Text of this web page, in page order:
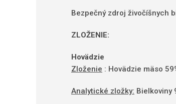
Bezpečný zdroj živočíšnych
ZLOŽENIE:
Hovädzie
Zloženie : Hovädzie mäso
Analytické zložky: Bielkoviny